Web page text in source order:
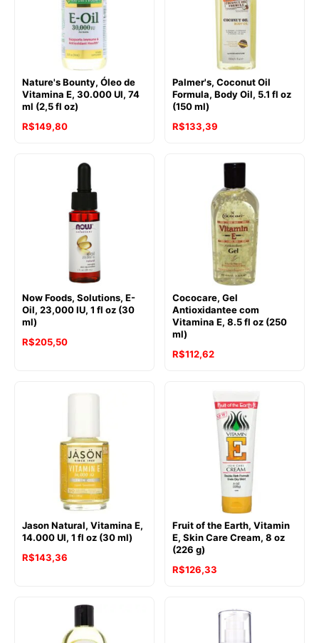
Nature's Bounty, Óleo de
Vitamina E, 30.000 UI, 74
ml (2,5 fl oz)
R$149,80
Palmer's, Coconut Oil
Formula, Body Oil, 5.1 fl oz
(150 ml)
R$133,39
Now Foods, Solutions, E-
Oil, 23,000 IU, 1 fl oz (30
ml)
R$205,50
Cococare, Gel
Antioxidantee com
Vitamina E, 8.5 fl oz (250
ml)
R$112,62
Jason Natural, Vitamina E,
14.000 UI, 1 fl oz (30 ml)
R$143,36
Fruit of the Earth, Vitamin
E, Skin Care Cream, 8 oz
(226 g)
R$126,33